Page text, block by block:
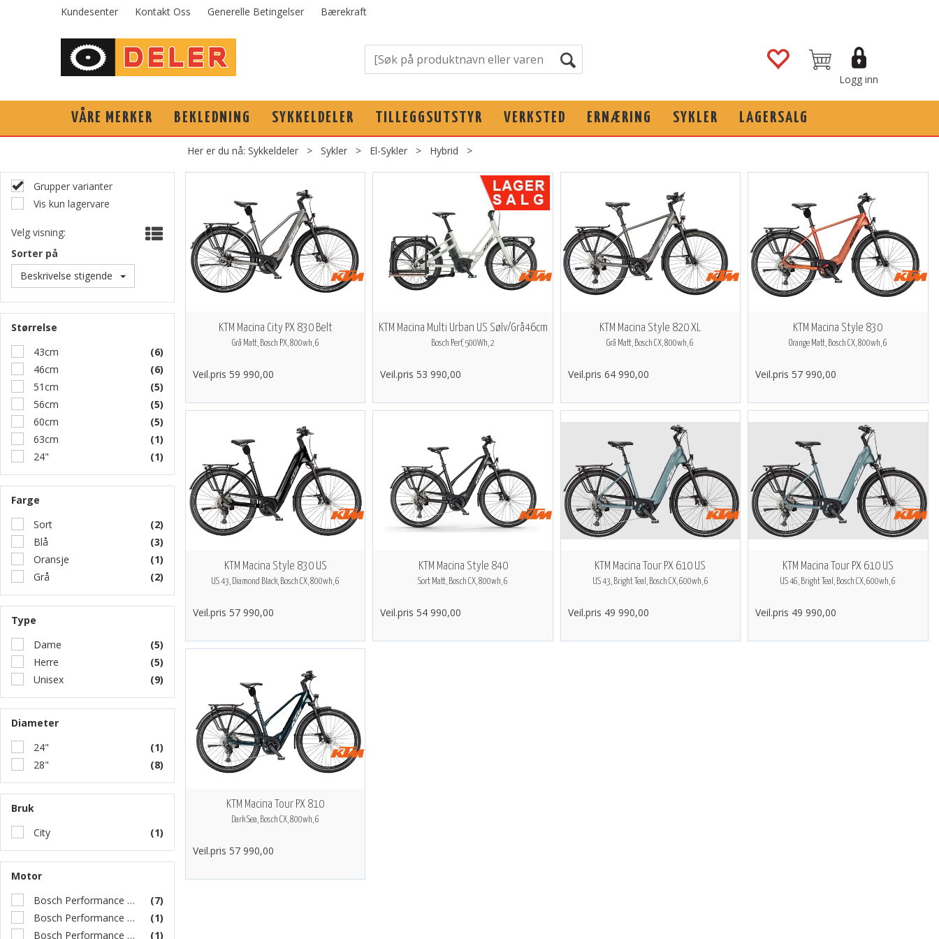
Kundesenter Kontakt Oss Generelle Betingelser Bærekraft
Logg inn
VÅRE MERKER BEKLEDNING SYKKELDELER TILLEGGSUTSTYR VERKSTED ERNÆRING SYKLER LAGERSALG
Her er du nå: Sykkeldeler > Sykler > El-Sykler > Hybrid >
Grupper varianter
Vis kun lagervare
Velg visning:
Sorter på
Beskrivelse stigende
Størrelse
43cm
(6)
46cm
(6)
51cm
(5)
56cm
(5)
60cm
(5)
63cm
(1)
24"
(1)
Farge
Sort
(2)
Blå
(3)
Oransje
(1)
Grå
(2)
Type
Dame
(5)
Herre
(5)
Unisex
(9)
Diameter
24"
(1)
28"
(8)
Bruk
City
(1)
Motor
Bosch Performance Line CX
(7)
Bosch Performance Line PX
(1)
Bosch Performance Line
(1)
KTM Macina City PX 830 Belt
Grå Matt, Bosch PX, 800wh, 6
Veil.pris 59 990,00
KTM Macina Multi Urban US Sølv/Grå46cm
Bosch Perf, 500Wh, 2
Veil.pris 53 990,00
KTM Macina Style 820 XL
Grå Matt, Bosch CX, 800wh, 6
Veil.pris 64 990,00
KTM Macina Style 830
Orange Matt, Bosch CX, 800wh, 6
Veil.pris 57 990,00
KTM Macina Style 830 US
US 43, Diamond Black, Bosch CX, 800wh, 6
Veil.pris 57 990,00
KTM Macina Style 840
Sort Matt, Bosch CX, 800wh, 6
Veil.pris 54 990,00
KTM Macina Tour PX 610 US
US 43, Bright Teal, Bosch CX, 600wh, 6
Veil.pris 49 990,00
KTM Macina Tour PX 610 US
US 46, Bright Teal, Bosch CX, 600wh, 6
Veil.pris 49 990,00
KTM Macina Tour PX 810
Dark Sea, Bosch CX, 800wh, 6
Veil.pris 57 990,00